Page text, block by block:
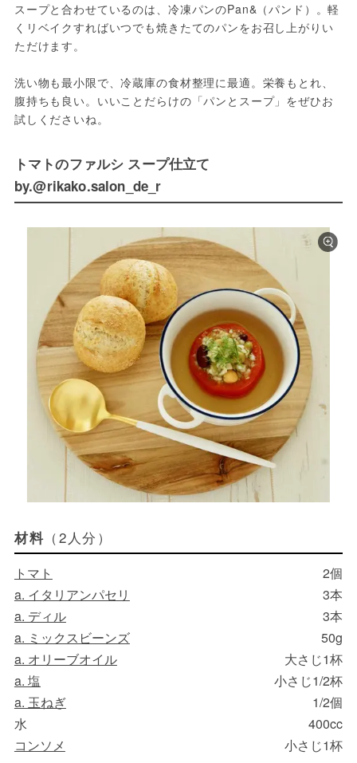
スープと合わせているのは、冷凍パンのPan&（パンド）。軽
くリベイクすればいつでも焼きたてのパンをお召し上がりい
ただけます。
洗い物も最小限で、冷蔵庫の食材整理に最適。栄養もとれ、
腹持ちも良い。いいことだらけの「パンとスープ」をぜひお
試しくださいね。
トマトのファルシ スープ仕立て
by.@rikako.salon_de_r
材料 （2人分）
トマト
2個
a. イタリアンパセリ
3本
a. ディル
3本
a. ミックスビーンズ
50g
a. オリーブオイル
大さじ1杯
a. 塩
小さじ1/2杯
a. 玉ねぎ
1/2個
水
400cc
コンソメ
小さじ1杯